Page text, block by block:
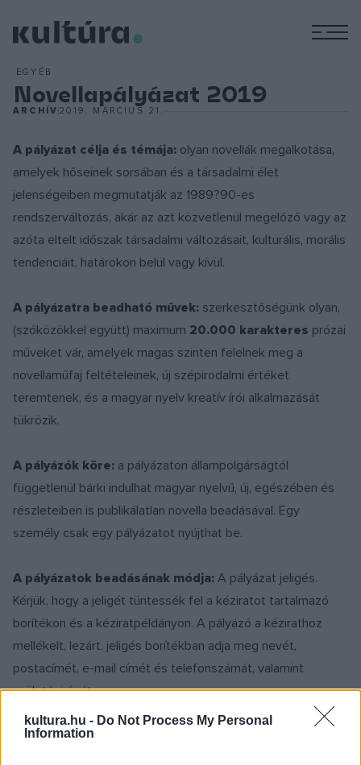
kultura.hu - Do Not Process My Personal
Information
EGYÉB
Novellapályázat 2019
ARCHÍV2019. MÁRCIUS 21.
A pályázat célja és témája: olyan novellák megalkotása,
amelyek hőseinek sorsában és a társadalmi élet
jelenségeiben megmutatják az 1989?90-es
rendszerváltozás, akár az azt közvetlenül megelőző vagy az
azóta eltelt időszak társadalmi változásait, kulturális, morális
tendenciáit, határokon belül vagy kívül.
A pályázatra beadható művek: szerkesztőségünk olyan,
(szóközökkel együtt) maximum 20.000 karakteres prózai
műveket vár, amelyek magas szinten felelnek meg a
novellaműfaj feltételeinek, új szépirodalmi értéket
teremtenek, és a magyar nyelv kreatív írói alkalmazását
tükrözik.
A pályázók köre: a pályázaton állampolgárságtól
függetlenül bárki indulhat magyar nyelvű, új, egészében és
részleteiben is publikálatlan novella beadásával. Egy
személy csak egy pályázatot nyújthat be.
A pályázatok beadásának módja: A pályázat jeligés.
Kérjük, hogy a jeligét tüntessék fel a kéziratot tartalmazó
borítékon és a kéziratpéldányon. A pályázó a kézirathoz
mellékelt, lezárt, jeligés borítékban adja meg nevét,
postacímét, e-mail címét és telefonszámát, valamint
születési évét.
A műveket A4-es papíron, számítógéppel gépelve,